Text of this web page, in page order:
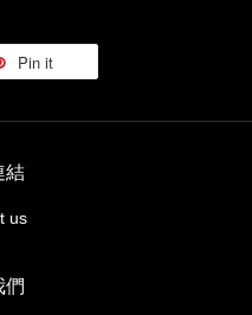
Pin it
結
us
們